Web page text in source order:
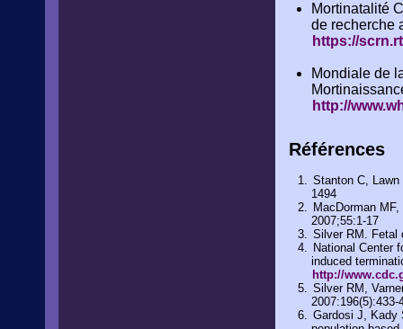
Mortinatalité
de recherche
https://
Mondiale de
http://
Références
Stanton C,
1494
MacDorman
2007;55:1-17
Silver RM. Fetal
National Center
induced
http://
Silver RM,
2007:196(5):433-
Gardosi J, Kady